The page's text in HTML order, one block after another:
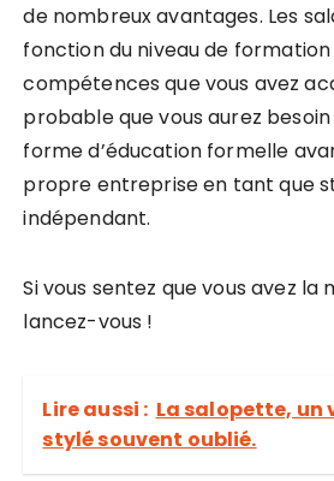
de nombreux avantages. Les
fonction du niveau de
compétences que vous avez
probable que vous aurez
forme d’éducation formelle
propre entreprise en tant que
indépendant.
Si vous sentez que vous avez la
lancez-vous !
Lire aussi : La salopette, un
stylé souvent oublié.